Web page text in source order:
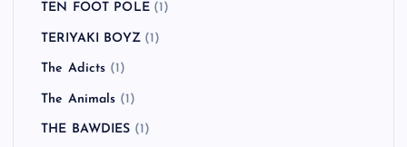
TEN FOOT POLE(1)
TERIYAKI BOYZ(1)
The Adicts (1)
The Animals (1)
THE BAWDIES (1)